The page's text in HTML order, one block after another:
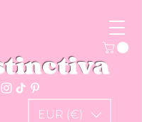
EUR (€)